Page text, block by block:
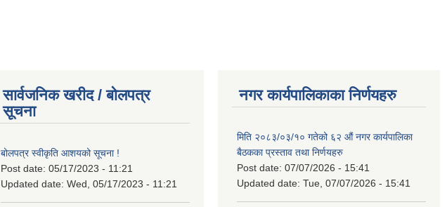
सार्वजनिक खरीद / बोलपत्र
सूचना
बोलपत्र स्वीकृति आशयको सूचना !
Post date: 05/17/2023 - 11:21
Updated date: Wed, 05/17/2023 - 11:21
नगर कार्यपालिकाका निर्णयहरु
मिति २०८३/०३/१० गतेको ६२ औं नगर कार्यपालिका
बैठकका प्रस्ताव तथा निर्णयहरु
Post date: 07/07/2026 - 15:41
Updated date: Tue, 07/07/2026 - 15:41